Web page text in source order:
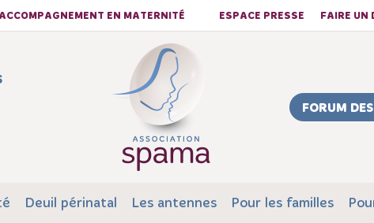
EN MATERNITÉ ESPACE PRESSE FAIRE UN
FORUM
Deuil périnatal Les antennes Pour les familles